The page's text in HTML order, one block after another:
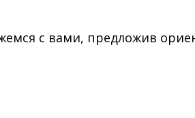
с вами, предложив